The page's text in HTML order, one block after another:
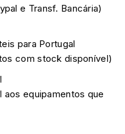
e Transf. Bancária)
para Portugal
com stock disponível)
equipamentos que